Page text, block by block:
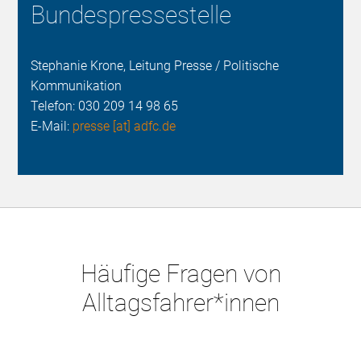
Bundespressestelle
Stephanie Krone, Leitung Presse / Politische
Kommunikation
Telefon: 030 209 14 98 65
E-Mail: presse [at] adfc.de
Häufige Fragen von
Alltagsfahrer*innen